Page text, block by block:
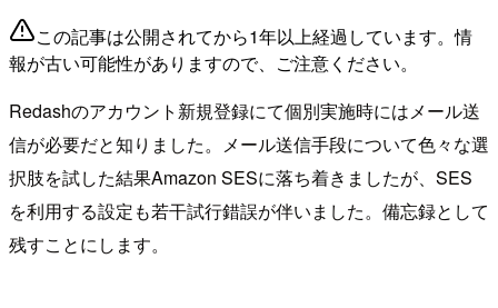
この記事は公開されてから1年以上経過しています。情
報が古い可能性がありますので、ご注意ください。
Redashのアカウント新規登録にて個別実施時にはメール送
信が必要だと知りました。メール送信手段について色々な選
択肢を試した結果Amazon SESに落ち着きましたが、SES
を利用する設定も若干試行錯誤が伴いました。備忘録として
残すことにします。